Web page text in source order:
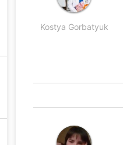
Kostya Gorbatyuk